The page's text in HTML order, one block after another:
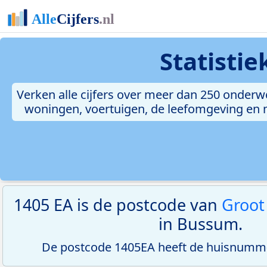
Verken alle cijfers over meer dan 250
woningen, voertuigen, de leefomgeving
1405 EA is de postcode van
in Bussum.
De postcode 1405EA heeft de